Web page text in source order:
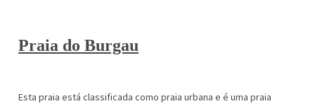
Praia do Burgau
Esta praia está classificada como praia urbana e é uma praia